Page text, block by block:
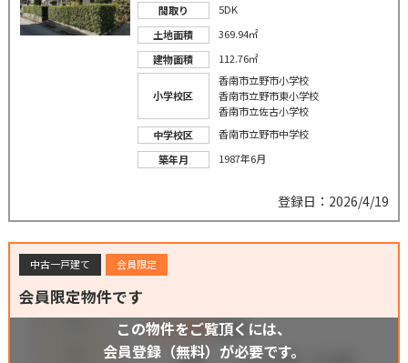
間取り
5DK
土地面積
369.94㎡
建物面積
112.76㎡
小学校区
香南市立野市小学校
香南市立野市東小学校
香南市立佐古小学校
中学校区
香南市立野市中学校
築年月
1987年6月
登録日：2026/4/19
中古一戸建て 会員限定
会員限定物件です
この物件をご覧頂くには、
会員登録（無料）が必要です。